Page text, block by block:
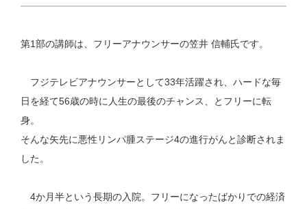
第1部の講師は、フリーアナウンサーの笠井 信輔氏です。
フジテレビアナウンサーとして33年活躍され、ハードな毎
日を経て56歳の時に人生の最後のチャンス、とフリーに転
身。
そんな矢先に悪性リンパ腫ステージ4の進行がんと診断されま
した。
4か月半という長期の入院。フリーになったばかりでの経済